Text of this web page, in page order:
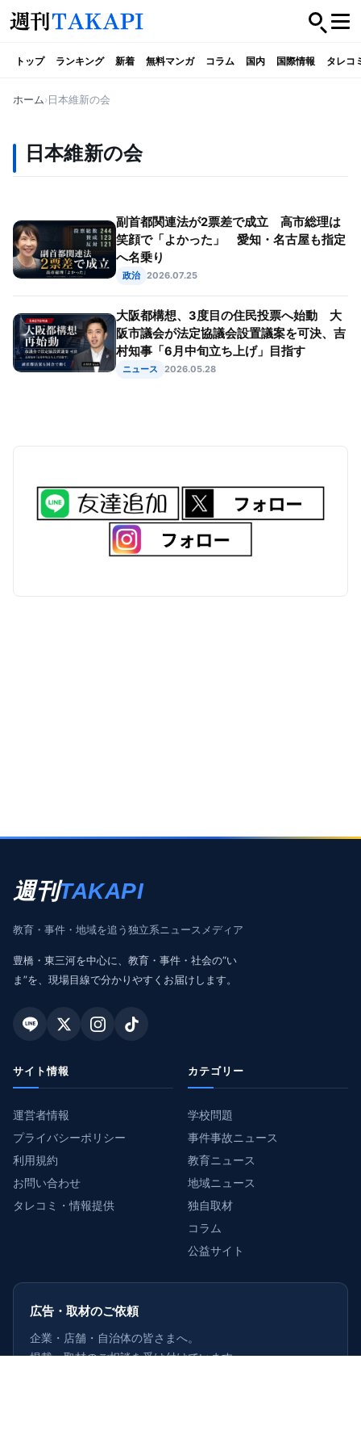
トップ ランキング 新着 無料マンガ コラム 国内 国際情報 タレコ
ホーム 日本維新の会
日本維新の会
副首都関連法が2票差で成立 高市総理は
笑顔で「よかった」 愛知・名古屋も指定
へ名乗り
政治 2026.07.25
大阪都構想、3度目の住民投票へ始動 大
阪市議会が法定協議会設置議案を可決、吉
村知事「6月中旬立ち上げ」目指す
ニュース 2026.05.28
週刊TAKAPI
教育・事件・地域を追う独立系ニュースメディア
豊橋・東三河を中心に、教育・事件・社会の“い
ま”を、現場目線で分かりやすくお届けします。
サイト情報
運営者情報
プライバシーポリシー
利用規約
お問い合わせ
タレコミ・情報提供
カテゴリー
学校問題
事件事故ニュース
教育ニュース
地域ニュース
独自取材
コラム
公益サイト
広告・取材のご依頼
企業・店舗・自治体の皆さまへ。
掲載・取材のご相談を受け付けています。